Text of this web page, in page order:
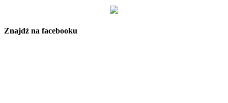
Znajdź na facebooku